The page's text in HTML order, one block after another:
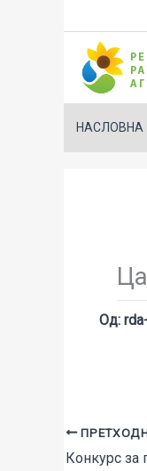
НАСЛОВНА
Од: